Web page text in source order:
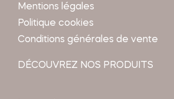
Mentions légales
Politique cookies
Conditions générales de vente
DÉCOUVREZ NOS PRODUITS